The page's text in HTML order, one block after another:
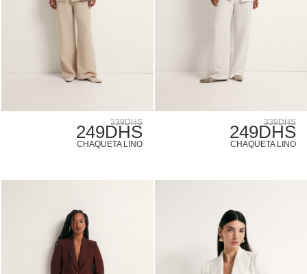
339DHS
249DHS
CHAQUETA LINO
339DHS
249DHS
CHAQUETA LINO